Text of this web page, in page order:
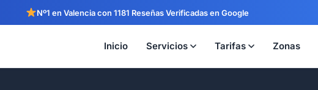
Nº1 en Valencia con 1181 Reseñas Verificadas en Google
Inicio Servicios Tarifas Zonas